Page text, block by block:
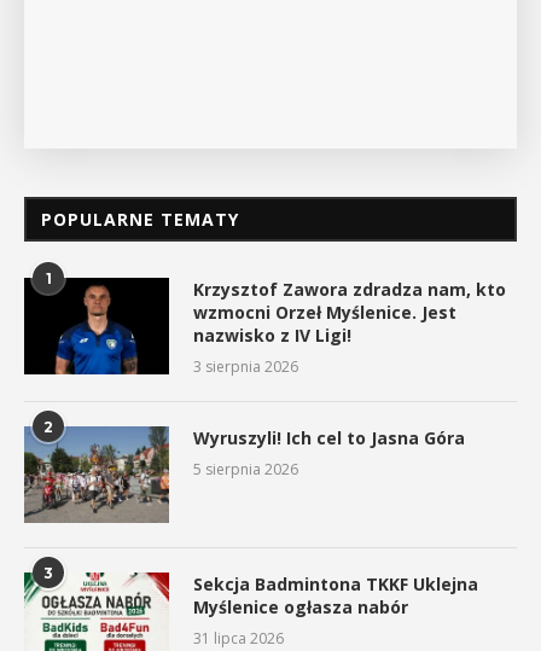
POPULARNE TEMATY
1
Krzysztof Zawora zdradza nam, kto
wzmocni Orzeł Myślenice. Jest
nazwisko z IV Ligi!
3 sierpnia 2026
2 Wyruszyli! Ich cel to Jasna Góra
5 sierpnia 2026
3
Sekcja Badmintona TKKF Uklejna
Myślenice ogłasza nabór
31 lipca 2026